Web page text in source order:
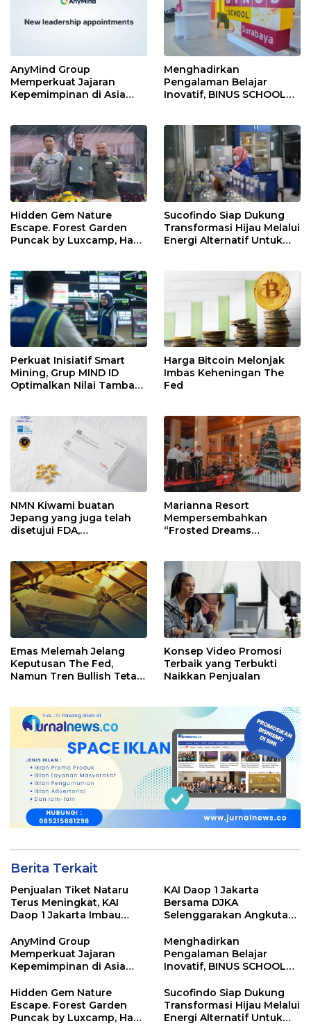
AnyMind Group
Memperkuat Jajaran
Kepemimpinan di Asia
Menghadirkan
Pengalaman Belajar
Inovatif, BINUS SCHOOL
Masa Depan
Hidden Gem Nature
Escape. Forest Garden
Puncak by Luxcamp, Hadir
Aktivitas
Sucofindo Siap Dukung
Transformasi Hijau Melalui
Energi Alternatif Untuk
Perkuat Inisiatif Smart
Mining, Grup MIND ID
Optimalkan Nilai Tambah
Harga Bitcoin Melonjak
Imbas Keheningan The
Fed
NMN Kiwami buatan
Jepang yang juga telah
disetujui FDA,
penjualan sekaligus
membuka perekrutan
agen penjualan lokal.
Marianna Resort
Mempersembahkan
“Frosted Dreams
yang Magis
Emas Melemah Jelang
Keputusan The Fed,
Namun Tren Bullish Tetap
Konsep Video Promosi
Terbaik yang Terbukti
Naikkan Penjualan
Berita Terkait
Penjualan Tiket Nataru
Terus Meningkat, KAI
Daop 1 Jakarta Imbau
Awal
KAI Daop 1 Jakarta
Bersama DJKA
Selenggarakan Angkutan
Natal 2025 dan Tahun
Baru 2026
AnyMind Group
Memperkuat Jajaran
Kepemimpinan di Asia
Penunjukan Baru
Menghadirkan
Pengalaman Belajar
Inovatif, BINUS SCHOOL
Tepat untuk Pemimpin
Masa Depan
Hidden Gem Nature
Escape. Forest Garden
Puncak by Luxcamp, Hadir
Sucofindo Siap Dukung
Transformasi Hijau Melalui
Energi Alternatif Untuk